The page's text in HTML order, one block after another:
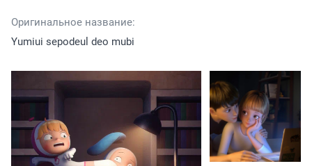
Оригинальное название:
Yumiui sepodeul deo mubi